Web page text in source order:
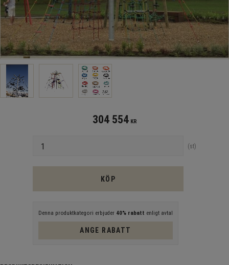
304 554KR
st
KÖP
Denna produktkategori erbjuder 40% rabatt enligt avtal
ANGE RABATT